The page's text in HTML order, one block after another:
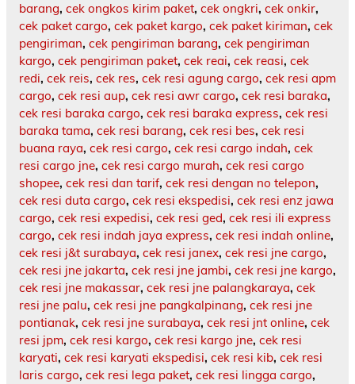
barang, cek ongkos kirim paket, cek ongkri, cek onkir,
cek paket cargo, cek paket kargo, cek paket kiriman, cek
pengiriman, cek pengiriman barang, cek pengiriman
kargo, cek pengiriman paket, cek reai, cek reasi, cek
redi, cek reis, cek res, cek resi agung cargo, cek resi apm
cargo, cek resi aup, cek resi awr cargo, cek resi baraka,
cek resi baraka cargo, cek resi baraka express, cek resi
baraka tama, cek resi barang, cek resi bes, cek resi
buana raya, cek resi cargo, cek resi cargo indah, cek
resi cargo jne, cek resi cargo murah, cek resi cargo
shopee, cek resi dan tarif, cek resi dengan no telepon,
cek resi duta cargo, cek resi ekspedisi, cek resi enz jawa
cargo, cek resi expedisi, cek resi ged, cek resi ili express
cargo, cek resi indah jaya express, cek resi indah online,
cek resi j&t surabaya, cek resi janex, cek resi jne cargo,
cek resi jne jakarta, cek resi jne jambi, cek resi jne kargo,
cek resi jne makassar, cek resi jne palangkaraya, cek
resi jne palu, cek resi jne pangkalpinang, cek resi jne
pontianak, cek resi jne surabaya, cek resi jnt online, cek
resi jpm, cek resi kargo, cek resi kargo jne, cek resi
karyati, cek resi karyati ekspedisi, cek resi kib, cek resi
laris cargo, cek resi lega paket, cek resi lingga cargo,